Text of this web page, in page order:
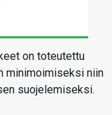
on toteutettu
minimoimiseksi niin
suojelemiseksi.